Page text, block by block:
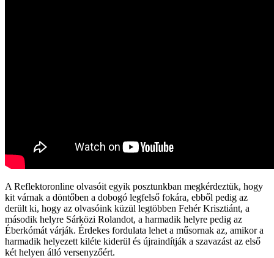
A Reflektoronline olvasóit egyik posztunkban megkérdeztük, hogy
kit várnak a döntőben a dobogó legfelső fokára, ebből pedig az
derült ki, hogy az olvasóink küzül legtöbben Fehér Krisztiánt, a
második helyre Sárközi Rolandot, a harmadik helyre pedig az
Éberkómát várják. Érdekes fordulata lehet a műsornak az, amikor a
harmadik helyezett kiléte kiderül és újraindítják a szavazást az első
két helyen álló versenyzőért.